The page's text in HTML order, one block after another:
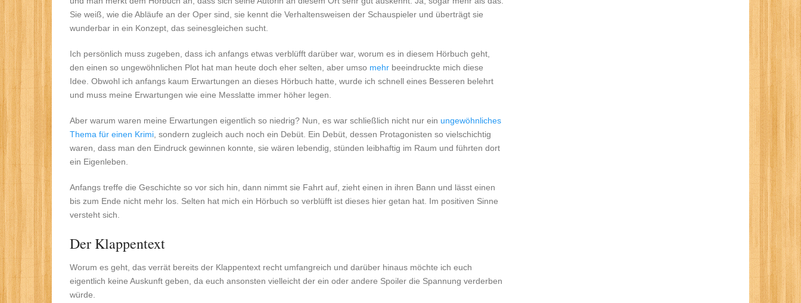
Sie weiß, wie die Abläufe an der Oper sind, sie kennt die Verhaltensweisen der Schauspieler und überträgt sie
wunderbar in ein Konzept, das seinesgleichen sucht.
Ich persönlich muss zugeben, dass ich anfangs etwas verblüfft darüber war, worum es in diesem Hörbuch geht,
den einen so ungewöhnlichen Plot hat man heute doch eher selten, aber umso mehr beeindruckte mich diese
Idee. Obwohl ich anfangs kaum Erwartungen an dieses Hörbuch hatte, wurde ich schnell eines Besseren belehrt
und muss meine Erwartungen wie eine Messlatte immer höher legen.
Aber warum waren meine Erwartungen eigentlich so niedrig? Nun, es war schließlich nicht nur ein ungewöhnliches
Thema für einen Krimi , sondern zugleich auch noch ein Debüt. Ein Debüt, dessen Protagonisten so vielschichtig
waren, dass man den Eindruck gewinnen konnte, sie wären lebendig, stünden leibhaftig im Raum und führten dort
ein Eigenleben.
Anfangs treffe die Geschichte so vor sich hin, dann nimmt sie Fahrt auf, zieht einen in ihren Bann und lässt einen
bis zum Ende nicht mehr los. Selten hat mich ein Hörbuch so verblüfft ist dieses hier getan hat. Im positiven Sinne
versteht sich.
Der Klappentext
Worum es geht, das verrät bereits der Klappentext recht umfangreich und darüber hinaus möchte ich euch
eigentlich keine Auskunft geben, da euch ansonsten vielleicht der ein oder andere Spoiler die Spannung verderben
würde.